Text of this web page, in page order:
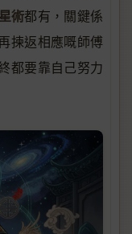
術都有，關鍵係
揀返相應嘅師傅
都要靠自己努力